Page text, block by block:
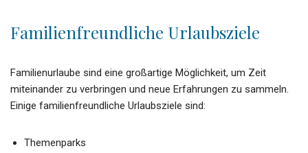
Familienfreundliche Urlaubsziele
Familienurlaube sind eine großartige Möglichkeit, um Zeit
miteinander zu verbringen und neue Erfahrungen zu sammeln.
Einige familienfreundliche Urlaubsziele sind:
Themenparks